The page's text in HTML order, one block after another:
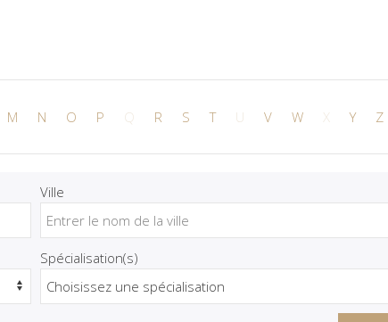
M N O P Q R S T U V W X Y Z
Ville
Spécialisation(s)